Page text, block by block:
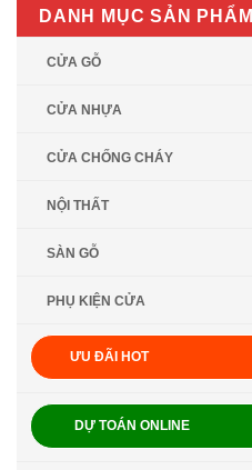
DANH MỤC SẢN PHẨM
CỬA GỖ
CỬA NHỰA
CỬA CHỐNG CHÁY
NỘI THẤT
SÀN GỖ
PHỤ KIỆN CỬA
ƯU ĐÃI HOT
DỰ TOÁN ONLINE